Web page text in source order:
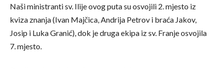
Naši ministranti sv. Ilije ovog puta su osvojili 2. mjesto iz
kviza znanja (Ivan Majčica, Andrija Petrov i braća Jakov,
Josip i Luka Granić), dok je druga ekipa iz sv. Franje osvojila
7. mjesto.